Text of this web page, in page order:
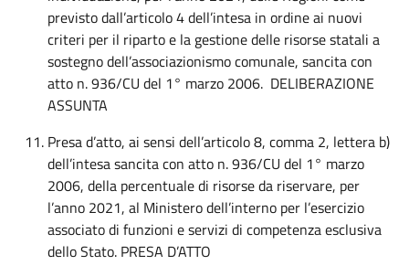
previsto dall’articolo 4 dell’intesa in ordine ai nuovi
criteri per il riparto e la gestione delle risorse statali a
sostegno dell’associazionismo comunale, sancita con
atto n. 936/CU del 1° marzo 2006. DELIBERAZIONE
ASSUNTA
Presa d’atto, ai sensi dell’articolo 8, comma 2, lettera b)
dell’intesa sancita con atto n. 936/CU del 1° marzo
2006, della percentuale di risorse da riservare, per
l’anno 2021, al Ministero dell’interno per l’esercizio
associato di funzioni e servizi di competenza esclusiva
dello Stato. PRESA D’ATTO